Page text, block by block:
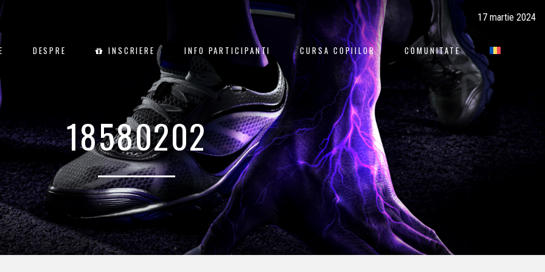
17 martie 2024
DESPRE INSCRIERE INFO PARTICIPANTI CURSA COPIILOR COMUNITATE
18580202